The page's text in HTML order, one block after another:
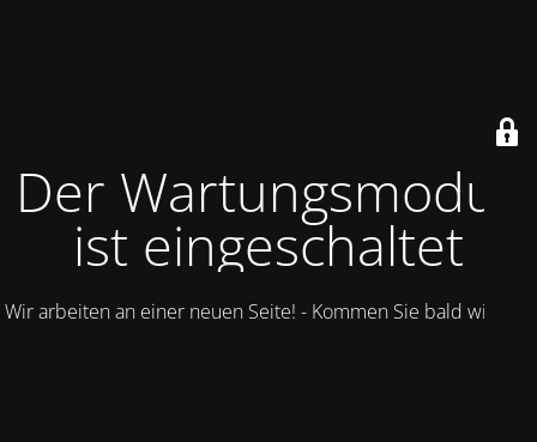
Der Wartungsmodus
ist eingeschaltet
Wir arbeiten an einer neuen Seite! - Kommen Sie bald wieder.